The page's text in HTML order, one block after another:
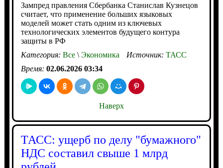
Зампред правления Сбербанка Станислав Кузнецов
считает, что применение больших языковых
моделей может стать одним из ключевых
технологических элементов будущего контура
защиты в РФ
Категория: Все\Экономика Источник: ТАСС
Время: 02.06.2026 03:34
Наверх
ТАСС: ущерб по делу "бумажного"
НДС составил свыше 1 млрд